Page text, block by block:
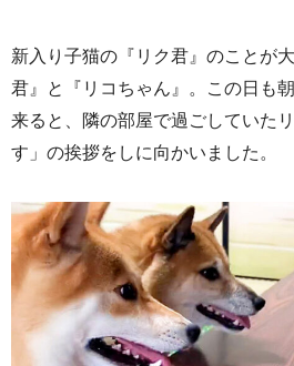
新入り子猫の『リク君』のことが
君』と『リコちゃん』。この日も
来ると、隣の部屋で過ごしていた
す」の挨拶をしに向かいました。